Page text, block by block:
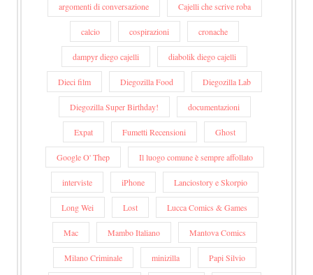
argomenti di conversazione Cajelli che scrive roba
calcio cospirazioni cronache
dampyr diego cajelli diabolik diego cajelli
Dieci film Diegozilla Food Diegozilla Lab
Diegozilla Super Birthday! documentazioni
Expat Fumetti Recensioni Ghost
Google O' Thep Il luogo comune è sempre affollato
interviste iPhone Lanciostory e Skorpio
Long Wei Lost Lucca Comics & Games
Mac Mambo Italiano Mantova Comics
Milano Criminale minizilla Papi Silvio